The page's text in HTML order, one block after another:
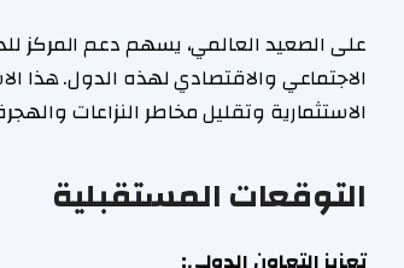
على الصعيد العالمي، يسهم دعم المركز
الاجتماعي والاقتصادي لهذه الدول. هذا
الاستثمارية وتقليل مخاطر النزاعات
التوقعات المستقبلية